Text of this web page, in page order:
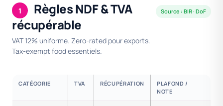
1
Règles NDF & TVA
récupérable
VAT 12% uniforme. Zero-rated pour exports.
Tax-exempt food essentiels.
Source : BIR · DoF
CATÉGORIE TVA RÉCUPÉRATION
PLAFOND /
NOTE